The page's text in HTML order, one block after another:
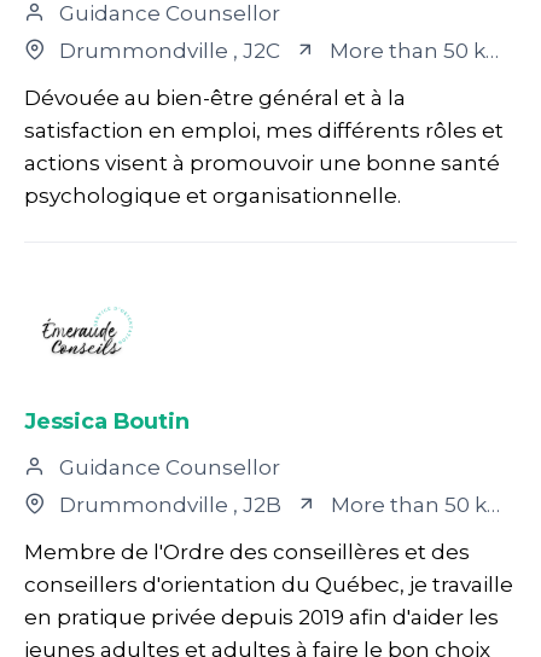
Guidance Counsellor
Drummondville , J2C
More than 50 km away
Dévouée au bien-être général et à la
satisfaction en emploi, mes différents rôles et
actions visent à promouvoir une bonne santé
psychologique et organisationnelle.
Jessica Boutin
Guidance Counsellor
Drummondville , J2B
More than 50 km away
Membre de l'Ordre des conseillères et des
conseillers d'orientation du Québec, je travaille
en pratique privée depuis 2019 afin d'aider les
jeunes adultes et adultes à faire le bon choix